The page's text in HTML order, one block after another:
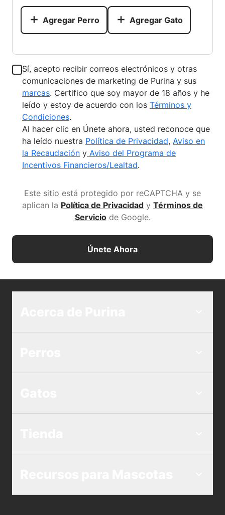
Agregar Perro Agregar Gato
Sí, acepto recibir correos electrónicos y otras
comunicaciones de marketing de Purina y sus
marcas. Certifico que soy mayor de 18 años y he
leído y estoy de acuerdo con los Términos y
Condiciones.
Al hacer clic en Únete ahora, usted reconoce que
ha leído nuestra Política de Privacidad, Aviso en
la Recaudación y Aviso del Programa de
Incentivos Financieros/Lealtad.
Este sitio está protegido por reCAPTCHA y se
aplican la Política de Privacidad y Términos de
Servicio de Google.
Únete Ahora